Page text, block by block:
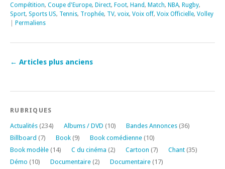
Compétition, Coupe d'Europe, Direct, Foot, Hand, Match, NBA, Rugby,
Sport, Sports US, Tennis, Trophée, TV, voix, Voix off, Voix Officielle, Volley
Permaliens
← Articles plus anciens
RUBRIQUES
Actualités (234) Albums / DVD (10) Bandes Annonces (36)
Billboard (7) Book (9) Book comédienne (10)
Book modèle (14) C du cinéma (2) Cartoon (7) Chant (35)
Démo (10) Documentaire (2) Documentaire (17)